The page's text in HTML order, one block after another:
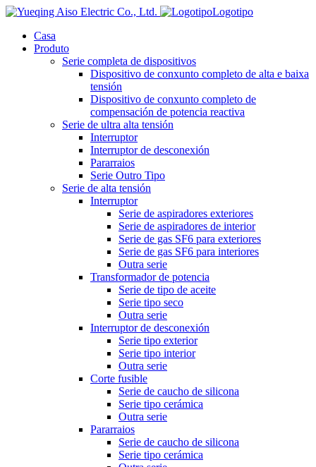
Logotipo
Casa
Produto
Serie completa de dispositivos
Dispositivo de conxunto completo de alta e baixa
tensión
Dispositivo de conxunto completo de
compensación de potencia reactiva
Serie de ultra alta tensión
Interruptor
Interruptor de desconexión
Pararraios
Serie Outro Tipo
Serie de alta tensión
Interruptor
Serie de aspiradores exteriores
Serie de aspiradores de interior
Serie de gas SF6 para exteriores
Serie de gas SF6 para interiores
Outra serie
Transformador de potencia
Serie de tipo de aceite
Serie tipo seco
Outra serie
Interruptor de desconexión
Serie tipo exterior
Serie tipo interior
Outra serie
Corte fusible
Serie de caucho de silicona
Serie tipo cerámica
Outra serie
Pararraios
Serie de caucho de silicona
Serie tipo cerámica